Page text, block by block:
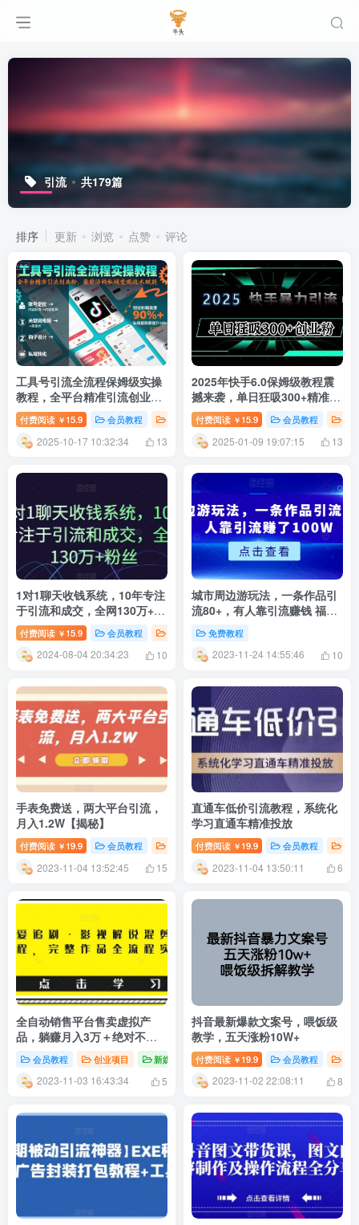
引流 共179篇
排序 更新 浏览 点赞 评论
工具号引流全流程保姆级实操
教程，全平台精准引流创业
粉，最前沿的私域变现技术赋
能付费阅读 ￥ 15.9 会员教程 新媒体运营
2025-10-17 10:32:34 13
2025年快手6.0保姆级教程震
撼来袭，单日狂吸300+精准创
业粉
付费阅读 ￥ 15.9 会员教程
2025-01-09 19:07:15 13
1对1聊天收钱系统，10年专注
于引流和成交，全网130万+粉
丝付费阅读 ￥ 15.9 会员教程 创业项目
2024-08-04 20:34:23 10
城市周边游玩法，一条作品引
流80+，有人靠引流赚钱 福利
免费教程
2023-11-24 14:55:46 10
手表免费送，两大平台引流，
月入1.2W【揭秘】
付费阅读 ￥ 19.9 会员教程 创业项目 精选推荐
2023-11-04 13:52:45 15
直通车低价引流教程，系统化
学习直通车精准投放
付费阅读 ￥ 19.9 会员教程
2023-11-04 13:50:11 6
全自动销售平台售卖虚拟产
品，躺赚月入3万＋绝对不是
梦！【揭秘】免费福利
会员教程 创业项目 新媒体运营
2023-11-03 16:43:34 5
抖音最新爆款文案号，喂饭级
教学，五天涨粉10W+
付费阅读 ￥ 19.9 会员教程
2023-11-02 22:08:11 8